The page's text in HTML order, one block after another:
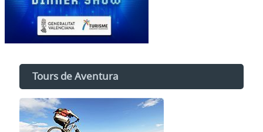
Tours de Aventura